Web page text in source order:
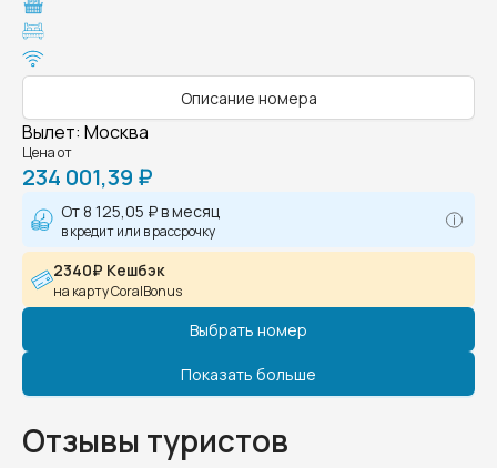
Описание номера
Вылет: Москва
Цена от
234 001,39 ₽
От 8 125,05 ₽в месяц
в кредит или в рассрочку
2340₽ Кешбэк
на карту CoralBonus
Выбрать номер
Показать больше
Отзывы туристов